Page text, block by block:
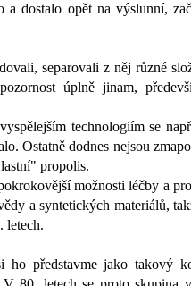
a dostalo opět na výslunní,
separovali z něj různé
úplně jinam,
technologiím se
Ostatně dodnes nejsou
propolis.
možnosti léčby a
a syntetických materiálů,
letech.
ho představme jako takový